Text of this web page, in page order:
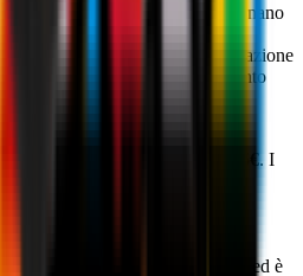
, le rossonere tornano
Teatro della sfida sarà lo
Arno , che ospiterà la formazione
volta in stagione. Appuntamento
della classifica.
5€. I
è possibile filtrare per
i punti fisici della zona più
in auto - l'impianto è a breve
sull'Autostrada A8 dei Laghi ed è